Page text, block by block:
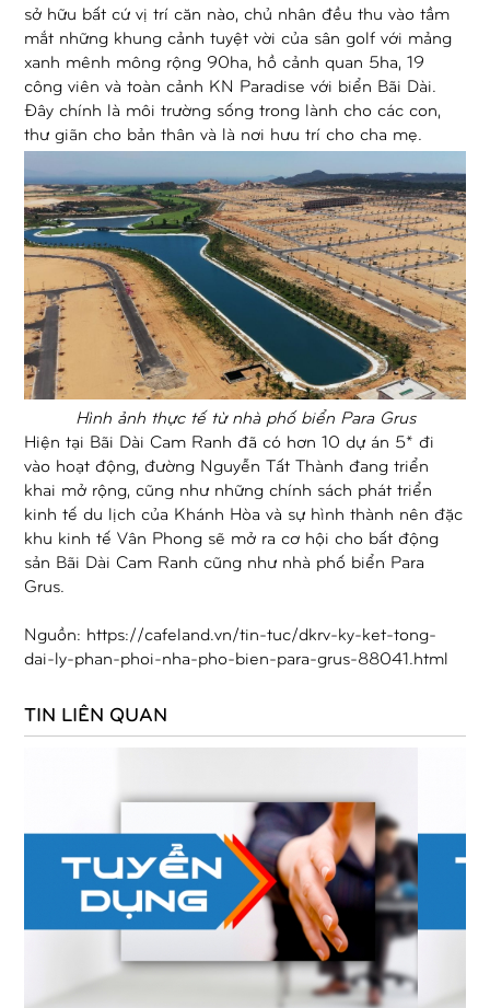
sở hữu bất cứ vị trí căn nào, chủ nhân đều thu vào tầm
mắt những khung cảnh tuyệt vời của sân golf với mảng
xanh mênh mông rộng 90ha, hồ cảnh quan 5ha, 19
công viên và toàn cảnh KN Paradise với biển Bãi Dài.
Đây chính là môi trường sống trong lành cho các con,
thư giãn cho bản thân và là nơi hưu trí cho cha mẹ.
Hình ảnh thực tế từ nhà phố biển Para Grus
Hiện tại Bãi Dài Cam Ranh đã có hơn 10 dự án 5* đi
vào hoạt động, đường Nguyễn Tất Thành đang triển
khai mở rộng, cũng như những chính sách phát triển
kinh tế du lịch của Khánh Hòa và sự hình thành nên đặc
khu kinh tế Vân Phong sẽ mở ra cơ hội cho bất động
sản Bãi Dài Cam Ranh cũng như nhà phố biển Para
Grus.
Nguồn: https://cafeland.vn/tin-tuc/dkrv-ky-ket-tong-
dai-ly-phan-phoi-nha-pho-bien-para-grus-88041.html
TIN LIÊN QUAN